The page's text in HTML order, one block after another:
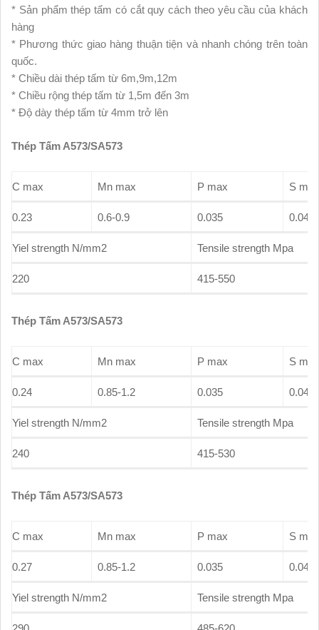
* Sản phẩm thép tấm có cắt quy cách theo yêu cầu của khách
hàng
* Phương thức giao hàng thuận tiện và nhanh chóng trên toàn
quốc.
* Chiều dài thép tấm từ 6m,9m,12m
* Chiều rộng thép tấm từ 1,5m đến 3m
* Độ dày thép tấm từ 4mm trở lên
Thép Tấm A573/SA573
C max Mn max P max S max
0.23 0.6-0.9 0.035 0.04
Yiel strength N/mm2 Tensile strength Mpa
220 415-550
Thép Tấm A573/SA573
C max Mn max P max S max
0.24 0.85-1.2 0.035 0.04
Yiel strength N/mm2 Tensile strength Mpa
240 415-530
Thép Tấm A573/SA573
C max Mn max P max S max
0.27 0.85-1.2 0.035 0.04
Yiel strength N/mm2 Tensile strength Mpa